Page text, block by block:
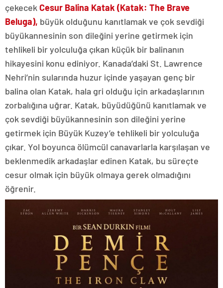
çekecekCesur Balina Katak (Katak: The Brave
Beluga), büyük olduğunu kanıtlamak ve çok sevdiği
büyükannesinin son dileğini yerine getirmek için
tehlikeli bir yolculuğa çıkan küçük bir balinanın
hikayesini konu ediniyor. Kanada’daki St. Lawrence
Nehri’nin sularında huzur içinde yaşayan genç bir
balina olan Katak, hala gri olduğu için arkadaşlarının
zorbalığına uğrar. Katak, büyüdüğünü kanıtlamak ve
çok sevdiği büyükannesinin son dileğini yerine
getirmek için Büyük Kuzey’e tehlikeli bir yolculuğa
çıkar. Yol boyunca ölümcül canavarlarla karşılaşan ve
beklenmedik arkadaşlar edinen Katak, bu süreçte
cesur olmak için büyük olmaya gerek olmadığını
öğrenir.